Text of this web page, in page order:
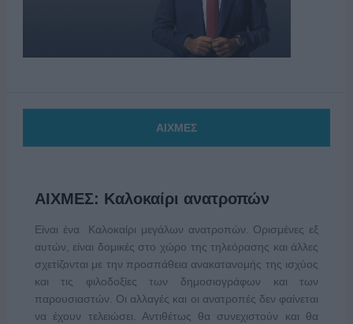
ΑΙΧΜΕΣ
ΑΙΧΜΕΣ: Καλοκαίρι ανατροπών
Είναι ένα Καλοκαίρι μεγάλων ανατροπών. Ορισμένες εξ
αυτών, είναι δομικές στο χώρο της τηλεόρασης και άλλες
σχετίζονται με την προσπάθεια ανακατανομής της ισχύος
και τις φιλοδοξίες των δημοσιογράφων και των
παρουσιαστών. Οι αλλαγές και οι ανατροπές δεν φαίνεται
να έχουν τελειώσει. Αντιθέτως θα συνεχιστούν και θα